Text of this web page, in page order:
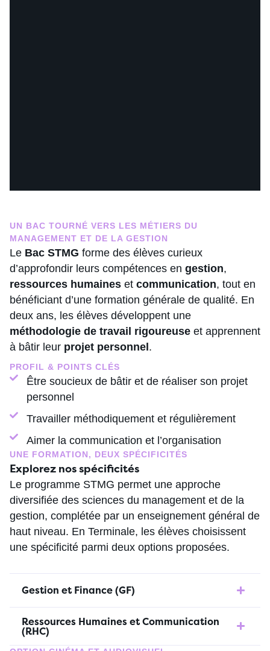
UN BAC TOURNÉ VERS LES MÉTIERS DU
MANAGEMENT ET DE LA GESTION
Le Bac STMG forme des élèves curieux
d’approfondir leurs compétences en gestion,
ressources humaines et communication, tout en
bénéficiant d’une formation générale de qualité. En
deux ans, les élèves développent une
méthodologie de travail rigoureuse et apprennent
à bâtir leur projet personnel.
PROFIL & POINTS CLÉS
Être soucieux de bâtir et de réaliser son projet
personnel
Travailler méthodiquement et régulièrement
Aimer la communication et l’organisation
UNE FORMATION, DEUX SPÉCIFICITÉS
Explorez nos spécificités
Le programme STMG permet une approche
diversifiée des sciences du management et de la
gestion, complétée par un enseignement général de
haut niveau. En Terminale, les élèves choisissent
une spécificité parmi deux options proposées.
Gestion et Finance (GF)
Ressources Humaines et Communication
(RHC)